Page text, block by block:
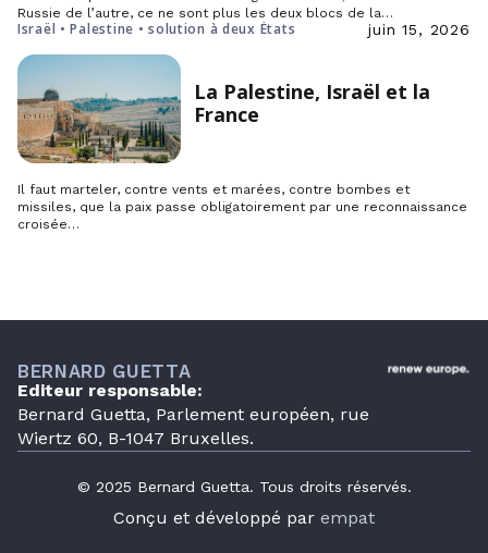
Russie de l’autre, ce ne sont plus les deux blocs de la…
Israël • Palestine • solution à deux États juin 15, 2026
La Palestine, Israël et la
France
Il faut marteler, contre vents et marées, contre bombes et
missiles, que la paix passe obligatoirement par une reconnaissance
croisée…
BERNARD GUETTA
Editeur responsable:
Bernard Guetta, Parlement européen, rue
Wiertz 60, B-1047 Bruxelles.
© 2025 Bernard Guetta. Tous droits réservés.
Conçu et développé par empat